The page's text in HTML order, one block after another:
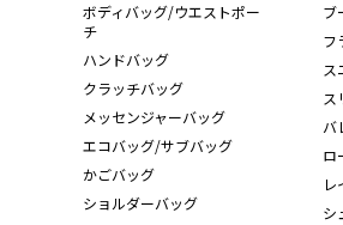
ボディバッグ/ウエストポー
チ
ハンドバッグ
クラッチバッグ
メッセンジャーバッグ
エコバッグ/サブバッグ
かごバッグ
ショルダーバッグ
ブ
フ
ス
ス
バ
ロ
シ